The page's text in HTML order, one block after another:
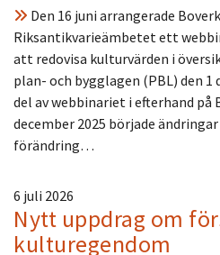
Den 16 juni arrangerade
Riksantikvarieämbetet ett
att redovisa kulturvärden i
plan- och bygglagen (PBL) den 1
del av webbinariet i efterhand på
december 2025 började
förändring…
6 juli 2026
Nytt uppdrag om
kulturegendom